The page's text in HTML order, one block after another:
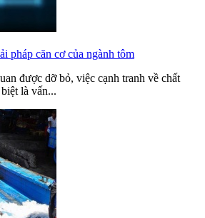
pháp căn cơ của ngành tôm
được dỡ bỏ, việc cạnh tranh về chất
là vấn...